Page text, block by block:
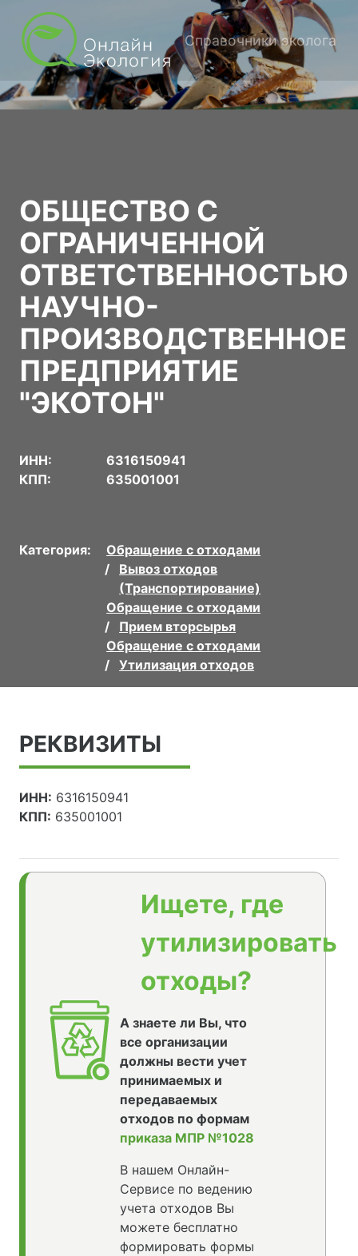
Справочники эколога
ОБЩЕСТВО С
ОГРАНИЧЕННОЙ
ОТВЕТСТВЕННОСТЬЮ
НАУЧНО-
ПРОИЗВОДСТВЕННОЕ
ПРЕДПРИЯТИЕ
"ЭКОТОН"
ИНН:
6316150941
КПП:
635001001
Категория:
Обращение с отходами
Вывоз отходов
(Транспортирование)
Обращение с отходами
Прием вторсырья
Обращение с отходами
Утилизация отходов
РЕКВИЗИТЫ
ИНН: 6316150941
КПП: 635001001
Ищете, где
утилизировать
отходы?
А знаете ли Вы, что
все организации
должны вести учет
принимаемых и
передаваемых
отходов по формам
приказа МПР №1028
В нашем Онлайн-
Сервисе по ведению
учета отходов Вы
можете бесплатно
формировать формы